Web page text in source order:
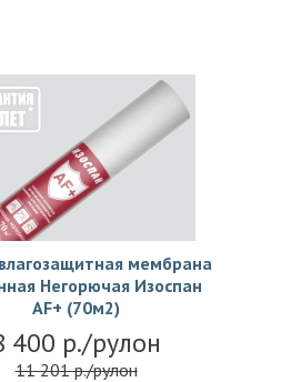
мембрана
Негорючая Изоспан
АF+ (70м2)
400 р./рулон
11 201 р./рулон